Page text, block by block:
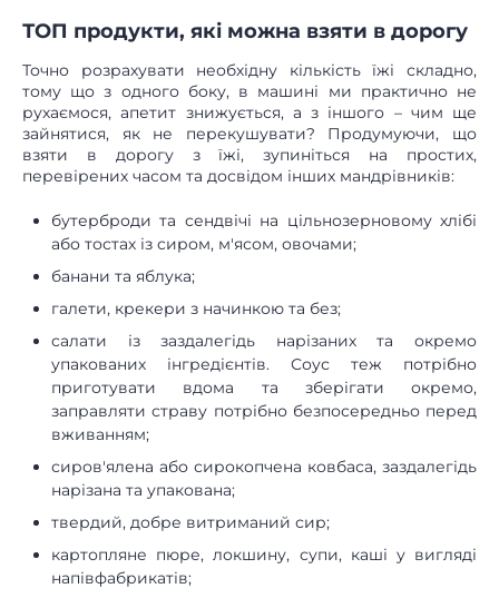
ТОП продукти, які можна взяти в дорогу
Точно розрахувати необхідну кількість їжі складно,
тому що з одного боку, в машині ми практично не
рухаємося, апетит знижується, а з іншого – чим ще
зайнятися, як не перекушувати? Продумуючи, що
взяти в дорогу з їжі, зупиніться на простих,
перевірених часом та досвідом інших мандрівників:
бутерброди та сендвічі на цільнозерновому хлібі
або тостах із сиром, м'ясом, овочами;
банани та яблука;
галети, крекери з начинкою та без;
салати із заздалегідь нарізаних та окремо
упакованих інгредієнтів. Соус теж потрібно
приготувати вдома та зберігати окремо,
заправляти страву потрібно безпосередньо перед
вживанням;
сиров'ялена або сирокопчена ковбаса, заздалегідь
нарізана та упакована;
твердий, добре витриманий сир;
картопляне пюре, локшину, супи, каші у вигляді
напівфабрикатів;